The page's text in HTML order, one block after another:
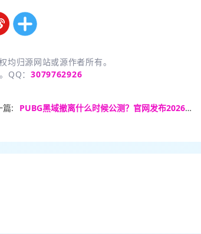
归源网站或源作者所有。
QQ：3079762926
篇: PUBG黑域撤离什么时候公测？官网发布2026年最新上线时间表！